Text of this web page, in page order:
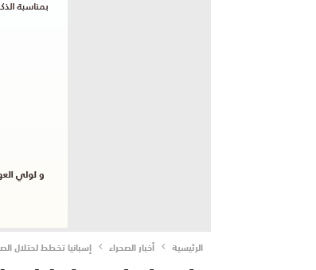
الرئيسية أخبار الصحراء إسبانيا تخطط لحتلال